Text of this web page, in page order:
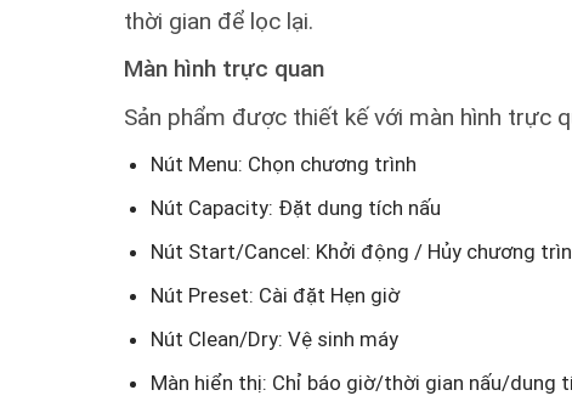
thời gian để lọc lại.
Màn hình trực quan
Sản phẩm được thiết kế với màn hình trực
Nút Menu: Chọn chương trình
Nút Capacity: Đặt dung tích nấu
Nút Start/Cancel: Khởi động / Hủy chương
Nút Preset: Cài đặt Hẹn giờ
Nút Clean/Dry: Vệ sinh máy
Màn hiển thị: Chỉ báo giờ/thời gian nấu/dung